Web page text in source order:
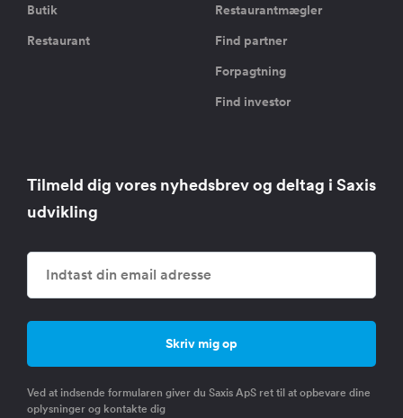
Butik
Restaurant
Restaurantmægler
Find partner
Forpagtning
Find investor
Tilmeld dig vores nyhedsbrev og deltag i Saxis
udvikling
Ved at indsende formularen giver du Saxis ApS ret til at opbevare dine
oplysninger og kontakte dig